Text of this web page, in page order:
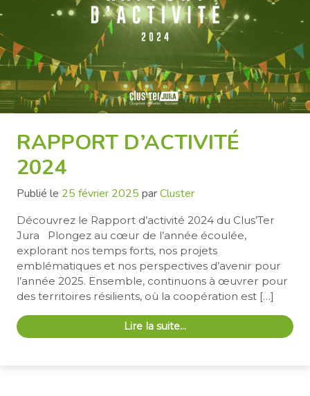
RAPPORT D’ACTIVITÉ
2024
Publié le 25 février 2025 parCluster
Découvrez le Rapport d’activité 2024 du Clus’Ter
Jura Plongez au cœur de l’année écoulée,
explorant nos temps forts, nos projets
emblématiques et nos perspectives d’avenir pour
l’année 2025. Ensemble, continuons à œuvrer pour
des territoires résilients, où la coopération est […]
Lire la suite…